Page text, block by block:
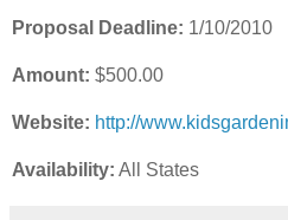
Proposal Deadline: 1/10/2010
Amount: $500.00
Website: http://
Availability: All States